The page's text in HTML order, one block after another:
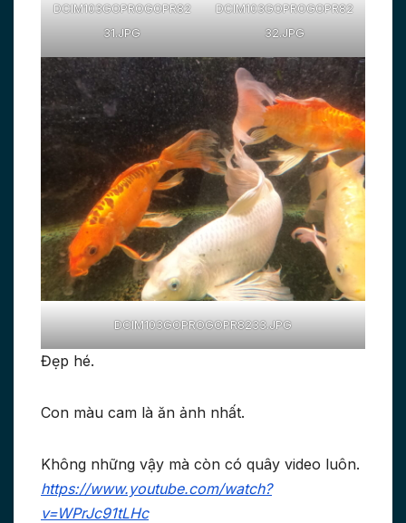
DCIM103GOPROGOPR82
31.JPG
DCIM103GOPROGOPR82
32.JPG
DCIM103GOPROGOPR8233.JPG
Đẹp hé.
Con màu cam là ăn ảnh nhất.
Không những vậy mà còn có quây video luôn.
https://www.youtube.com/watch?
v=WPrJc91tLHc